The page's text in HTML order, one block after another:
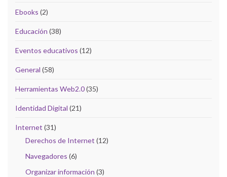
Ebooks (2)
Educación (38)
Eventos educativos (12)
General (58)
Herramientas Web2.0(35)
Identidad Digital (21)
Internet (31)
Derechos de Internet (12)
Navegadores (6)
Organizar información (3)